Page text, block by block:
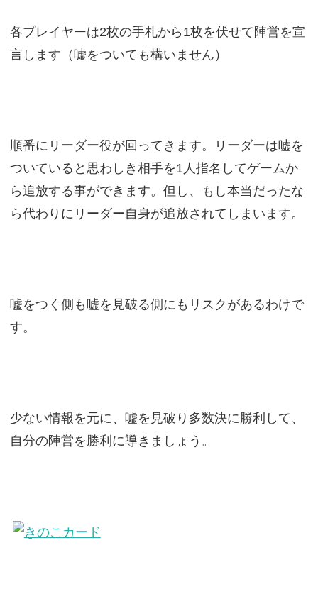
各プレイヤーは2枚の手札から1枚を伏せて陣営を宣
言します（嘘をついても構いません）
順番にリーダー役が回ってきます。リーダーは嘘を
ついていると思わしき相手を1人指名してゲームか
ら追放する事ができます。但し、もし本当だったな
ら代わりにリーダー自身が追放されてしまいます。
嘘をつく側も嘘を見破る側にもリスクがあるわけで
す。
少ない情報を元に、嘘を見破り多数決に勝利して、
自分の陣営を勝利に導きましょう。